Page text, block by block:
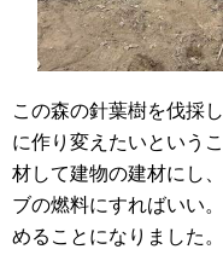
この森の針葉樹を伐採
に作り変えたいという
材して建物の建材にし
ブの燃料にすればいい
めることになりました